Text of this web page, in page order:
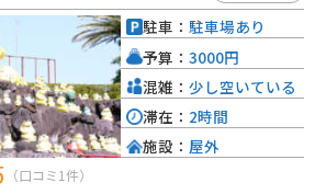
（口コミ1件）
駐車： 駐車場あり
予算： 3000円
混雑： 少し空いている
滞在： 2時間
施設： 屋外